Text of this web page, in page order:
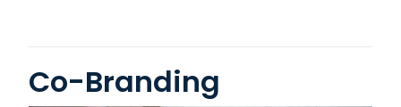
Co-Branding